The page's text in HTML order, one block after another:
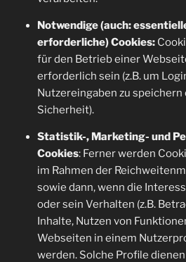
Notwendige (auch:
erforderliche) Cookies:
für den Betrieb einer
erforderlich sein (z.B. um
Nutzereingaben zu speichern
Sicherheit).
Statistik-, Marketing- und
Cookies: Ferner werden
im Rahmen der
sowie dann, wenn die
oder sein Verhalten (z.B.
Inhalte, Nutzen von
Webseiten in einem
werden. Solche Profile